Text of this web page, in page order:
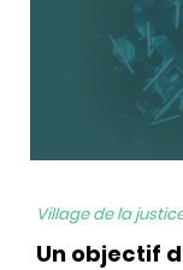
Village de la
Un objectif